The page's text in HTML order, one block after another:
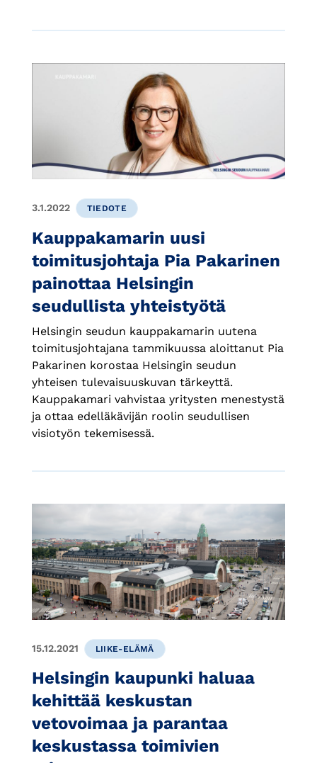
3.1.2022 TIEDOTE
Kauppakamarin uusi
toimitusjohtaja Pia Pakarinen
painottaa Helsingin
seudullista yhteistyötä
Helsingin seudun kauppakamarin uutena
toimitusjohtajana tammikuussa aloittanut Pia
Pakarinen korostaa Helsingin seudun
yhteisen tulevaisuuskuvan tärkeyttä.
Kauppakamari vahvistaa yritysten menestystä
ja ottaa edelläkävijän roolin seudullisen
visiotyön tekemisessä.
15.12.2021 LIIKE-ELÄMÄ
Helsingin kaupunki haluaa
kehittää keskustan
vetovoimaa ja parantaa
keskustassa toimivien